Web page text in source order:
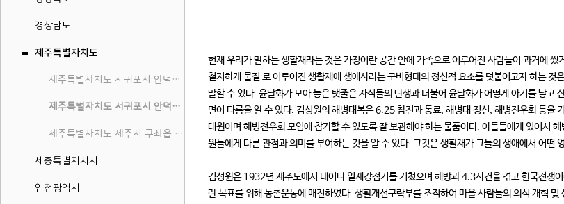
경상남도
제주특별자치도
제주특별자치도 서귀포시 안덕면 덕수리 민속지
제주특별자치도 서귀포시 안덕면 덕수리 살림살이
제주특별자치도 제주시 구좌읍 하도리 민속지
세종특별자치시
인천광역시
현재 우리가 말하는 생활재라는 것은 가정이란 공간 안에 가족으로 이루어진 사람들이 과거에
철저하게 물질 로 이루어진 생활재에 생애사라는 구비형태의 정신적 요소를 덧붙이고자 하는
말할 수 있다. 윤달화가 모아 놓은 탯줄은 자식들의 탄생과 더불어 윤달화가 어떻게 아기를 낳
면이 다름을 알 수 있다. 김성원의 해병대복은 6.25 참전과 동료, 해병대 정신, 해병전우회 등을
대원이며 해병전우회 모임에 참가할 수 있도록 잘 보관해야 하는 물품이다. 아들들에게 있어서
원들에게 다른 관점과 의미를 부여하는 것을 알 수 있다. 그것은 생활재가 그들의 생애에서 어떤
김성원은 1932년 제주도에서 태어나 일제강점기를 거쳤으며 해방과 4.3사건을 겪고 한국전쟁
란 목표를 위해 농촌운동에 매진하였다. 생활개선구락부를 조직하여 마을 사람들의 의식 개혁